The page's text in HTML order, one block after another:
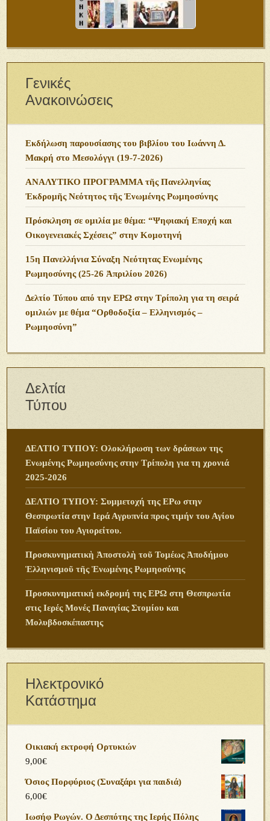
Γενικές
Ανακοινώσεις
Εκδήλωση παρουσίασης του βιβλίου του Ιωάννη Δ.
Μακρή στο Μεσολόγγι (19-7-2026)
ΑΝΑΛΥΤΙΚΟ ΠΡΟΓΡΑΜΜΑ τῆς Πανελληνίας
Ἐκδρομῆς Νεότητος τῆς Ἑνωμένης Ρωμηοσύνης
Πρόσκληση σε ομιλία με θέμα: “Ψηφιακή Εποχή και
Οικογενειακές Σχέσεις” στην Κομοτηνή
15η Πανελλήνια Σύναξη Νεότητας Ενωμένης
Ρωμηοσύνης (25-26 Ἀπριλίου 2026)
Δελτίο Τύπου από την ΕΡΩ στην Τρίπολη για τη σειρά
ομιλιών με θέμα “Ορθοδοξία – Ελληνισμός –
Ρωμηοσύνη”
Δελτία
Τύπου
ΔΕΛΤΙΟ ΤΥΠΟΥ: Ολοκλήρωση των δράσεων της
Ενωμένης Ρωμηοσύνης στην Τρίπολη για τη χρονιά
2025-2026
ΔΕΛΤΙΟ ΤΥΠΟΥ: Συμμετοχή της ΕΡω στην
Θεσπρωτία στην Ιερά Αγρυπνία προς τιμήν του Αγίου
Παϊσίου του Αγιορείτου.
Προσκυνηματικὴ Ἀποστολὴ τοῦ Τομέως Ἀποδήμου
Ἑλληνισμοῦ τῆς Ἑνωμένης Ρωμηοσύνης
Προσκυνηματική εκδρομή της ΕΡΩ στη Θεσπρωτία
στις Ιερές Μονές Παναγίας Στομίου και
Μολυβδοσκέπαστης
Ηλεκτρονικό
Κατάστημα
Οικιακή εκτροφή Ορτυκιών
9,00€
Όσιος Πορφύριος (Συναξάρι για παιδιά)
6,00€
Ιωσήφ Ρωγών. Ο Δεσπότης της Ιερής Πόλης